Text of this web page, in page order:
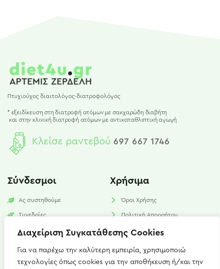
Διαχείριση Συγκατάθεσης Cookies
Για να παρέχω την καλύτερη εμπειρία, χρησιμοποιώ
τεχνολογίες όπως cookies για την αποθήκευση ή/και την
Πτυχιούχος διαιτολόγος-διατροφολόγος
* εξειδίκευση στη διατροφή ατόμων με σακχαρώδη διαβήτη
και στην κλινική διατροφή ατόμων με αντικαταθλιπτική αγωγή
Κλείσε ραντεβού 697 667 1746
Σύνδεσμοι
Ας συστηθούμε
Συνεδρίες
Υπηρεσίες
Χρήσιμα
Όροι Χρήσης
Πολιτική Απορρήτου
Πολιτική Cookies​